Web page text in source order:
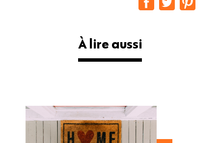
À lire aussi